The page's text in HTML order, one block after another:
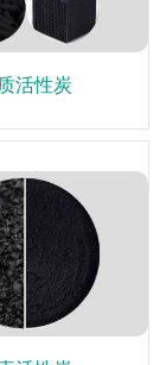
活性炭